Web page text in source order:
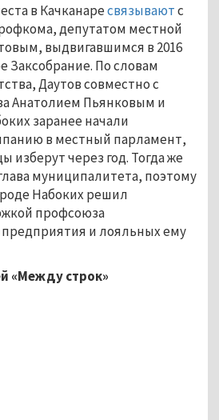
в Качканаресвязываютс
депутатом местной
выдвигавшимся в 2016
Заксобрание. По словам
Даутов совместно с
Анатолием Пьянковым и
заранее начали
в местный парламент,
изберут через год. Тогда же
муниципалитета, поэтому
Набоких решил
профсоюза
и лояльных ему
«Между строк»